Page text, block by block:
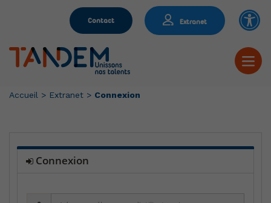
Contact Extranet
Accueil > Extranet > Connexion
Connexion